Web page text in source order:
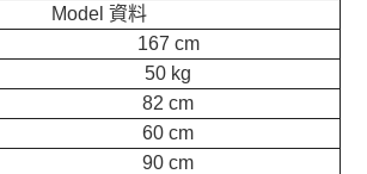
Model 資料
167 cm
50 kg
82 cm
60 cm
90 cm